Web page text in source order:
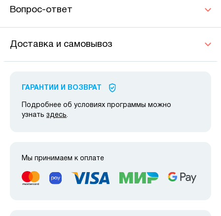
Вопрос-ответ
Доставка и самовывоз
ГАРАНТИИ И ВОЗВРАТ
Подробнее об условиях программы можно
узнать здесь.
Мы принимаем к оплате